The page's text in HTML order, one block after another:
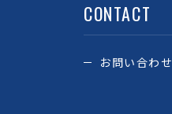
CONTACT
お問い合わせ